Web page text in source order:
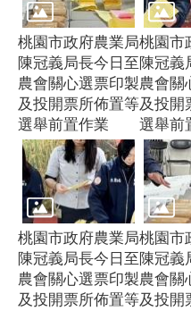
桃園市政府農業局
陳冠義局長今日至
農會關心選票印製
及投開票所佈置等
選舉前置作業
桃園市
陳冠義
農會關
及投開
選舉前
桃園市政府農業局
陳冠義局長今日至
農會關心選票印製
及投開票所佈置等
桃園市
陳冠義
農會關
及投開